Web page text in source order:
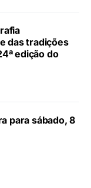
das tradições
edição do
para sábado, 8